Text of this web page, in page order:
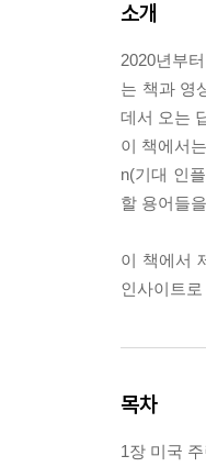
소개
2020년부
는 책과 영
데서 오는
이 책에서
n(기대 인
할 용어들
이 책에서
인사이트
목차
1장 미국